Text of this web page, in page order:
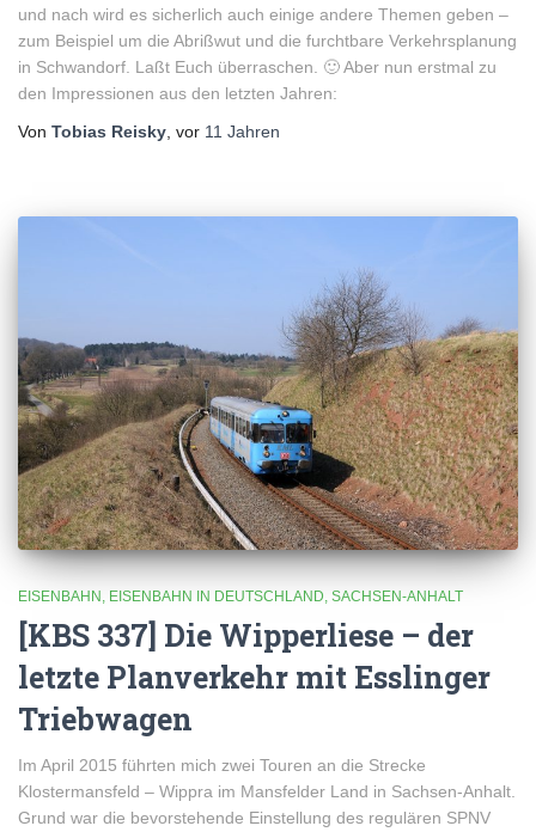
und nach wird es sicherlich auch einige andere Themen geben –
zum Beispiel um die Abrißwut und die furchtbare Verkehrsplanung
in Schwandorf. Laßt Euch überraschen. 🙂 Aber nun erstmal zu
den Impressionen aus den letzten Jahren:
Von Tobias Reisky, vor 11 Jahren
EISENBAHN EISENBAHN IN DEUTSCHLAND SACHSEN-ANHALT
[KBS 337] Die Wipperliese – der
letzte Planverkehr mit Esslinger
Triebwagen
Im April 2015 führten mich zwei Touren an die Strecke
Klostermansfeld – Wippra im Mansfelder Land in Sachsen-Anhalt.
Grund war die bevorstehende Einstellung des regulären SPNV